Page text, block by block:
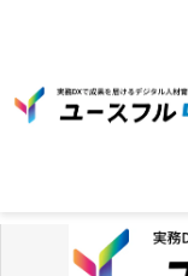
サービス一覧